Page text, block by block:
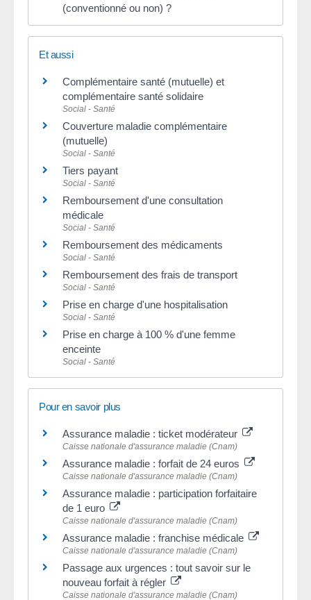
(conventionné ou non) ?
Et aussi
Complémentaire santé (mutuelle) et
complémentaire santé solidaire
Social - Santé
Couverture maladie complémentaire
(mutuelle)
Social - Santé
Tiers payant
Social - Santé
Remboursement d'une consultation
médicale
Social - Santé
Remboursement des médicaments
Social - Santé
Remboursement des frais de transport
Social - Santé
Prise en charge d'une hospitalisation
Social - Santé
Prise en charge à 100 % d'une femme
enceinte
Social - Santé
Pour en savoir plus
Assurance maladie : ticket modérateur
Caisse nationale d'assurance maladie (Cnam)
Assurance maladie : forfait de 24 euros
Caisse nationale d'assurance maladie (Cnam)
Assurance maladie : participation forfaitaire
de 1 euro
Caisse nationale d'assurance maladie (Cnam)
Assurance maladie : franchise médicale
Caisse nationale d'assurance maladie (Cnam)
Passage aux urgences : tout savoir sur le
nouveau forfait à régler
Caisse nationale d'assurance maladie (Cnam)